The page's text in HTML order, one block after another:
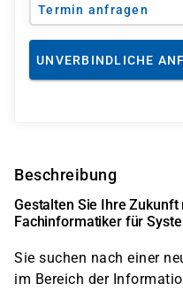
Termin anfragen
UNVERBINDLICHE
Beschreibung
Gestalten Sie Ihre Zukunft
Fachinformatiker für
Sie suchen nach einer
im Bereich der